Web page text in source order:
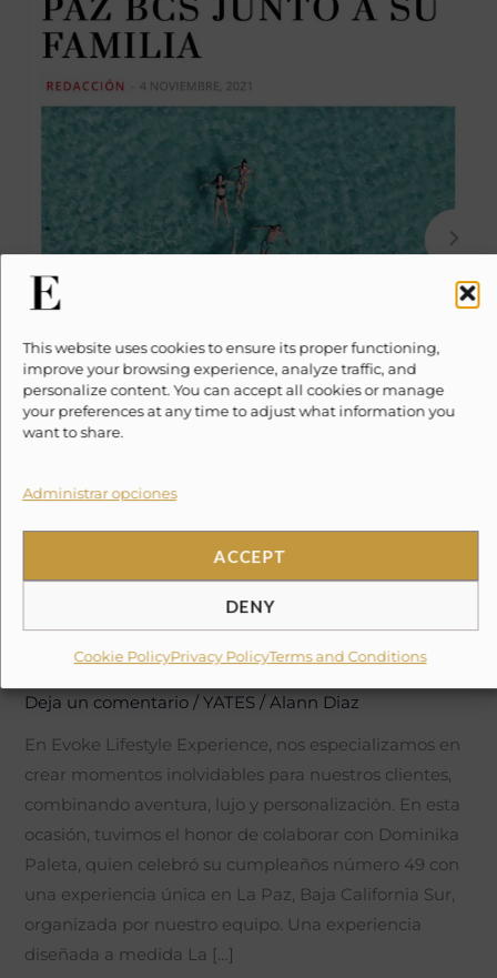
This website uses cookies to ensure its proper functioning,
improve your browsing experience, analyze traffic, and
personalize content. You can accept all cookies or manage
your preferences at any time to adjust what information you
want to share.
Administrar opciones
ACCEPT
DENY
Cookie PolicyPrivacy PolicyTerms and Conditions
Evoke Travel News – Dominika
Paleta y Evoke: Una Aventura
de Lujo en La Paz, Baja
California Sur
Deja un comentario /YATES /Alann Diaz
En Evoke Lifestyle Experience, nos especializamos en
crear momentos inolvidables para nuestros clientes,
combinando aventura, lujo y personalización. En esta
ocasión, tuvimos el honor de colaborar con Dominika
Paleta, quien celebró su cumpleaños número 49 con
una experiencia única en La Paz, Baja California Sur,
organizada por nuestro equipo. Una experiencia
diseñada a medida La […]
Evoke:
Paz,
Baja
California
Sur